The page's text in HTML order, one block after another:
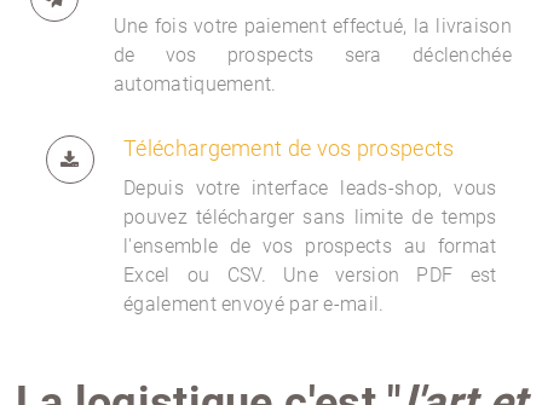
Une fois votre paiement effectué, la livraison
de vos prospects sera déclenchée
automatiquement.
Téléchargement de vos prospects
Depuis votre interface leads-shop, vous
pouvez télécharger sans limite de temps
l'ensemble de vos prospects au format
Excel ou CSV. Une version PDF est
également envoyé par e-mail.